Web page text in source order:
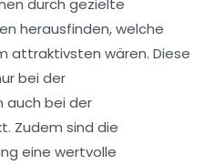
herausfinden, welche
attraktivsten wären. Diese
bei der
auch bei der
Zudem sind die
eine wertvolle